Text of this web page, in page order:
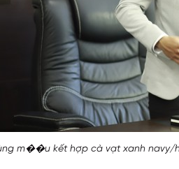
m��u kết hợp cà vạt xanh